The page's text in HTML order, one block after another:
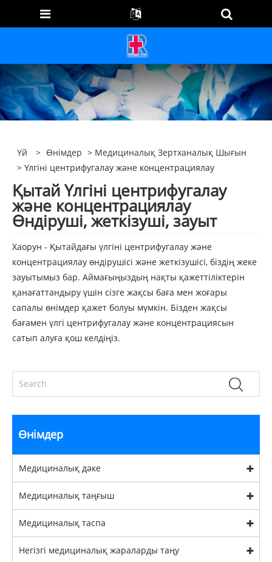
Үй > Өнімдер > Медициналық Зертханалық Шығын
> Үлгіні центрифугалау және концентрациялау
Қытай Үлгіні центрифугалау
және концентрациялау
Өндіруші, жеткізуші, зауыт
Хаорун - Қытайдағы үлгіні центрифугалау және
концентрациялау өндірушісі және жеткізушісі, біздің жеке
зауытымыз бар. Аймағыңыздың нақты қажеттіліктерін
қанағаттандыру үшін сізге жақсы баға мен жоғары
сапалы өнімдер қажет болуы мүмкін. Бізден жақсы
бағамен үлгі центрифугалау және концентрациясын
сатып алуға қош келдіңіз.
Өнімдер
Медициналық дәке
Медициналық таңғыш
Медициналық таспа
Негізгі медициналық жараларды таңу